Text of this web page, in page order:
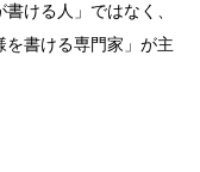
ける人」ではなく、
を書ける専門家」が主